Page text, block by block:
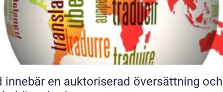
innebär en auktoriserad översättning och